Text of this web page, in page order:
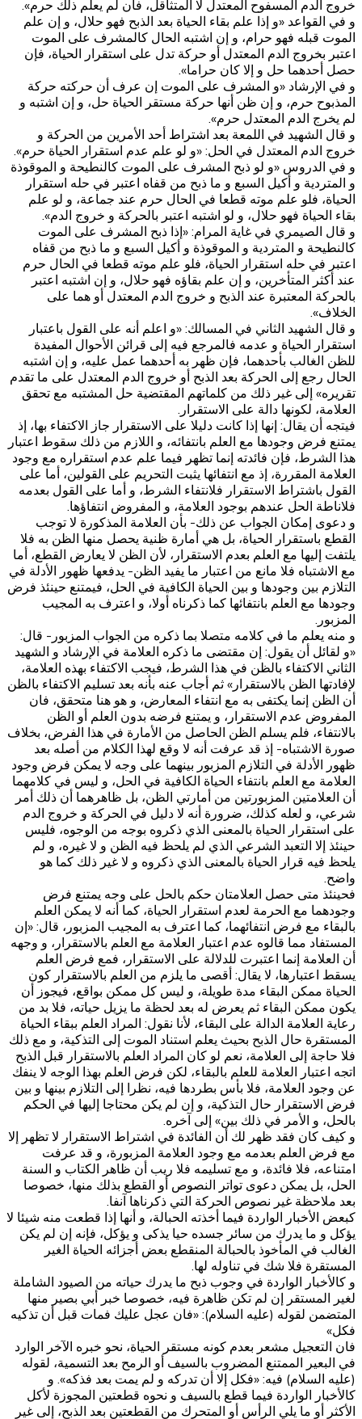
خروج الدم المسفوح المعتدل لا المتثاقل، فان لم يعلم ذلك حرم».
و في القواعد «و إذا علم بقاء الحياة بعد الذبح فهو حلال، و إن علم
الموت قبله فهو حرام، و إن اشتبه الحال كالمشرف على الموت
اعتبر بخروج الدم المعتدل أو حركة تدل على استقرار الحياة، فإن
حصل أحدهما حل و إلا كان حراما».
و في الإرشاد «و المشرف على الموت إن عرف أن حركته حركة
المذبوح حرم، و إن ظن أنها حركة مستقر الحياة حل، و إن اشتبه و
لم يخرج الدم المعتدل حرم».
و قال الشهيد في اللمعة بعد اشتراط أحد الأمرين من الحركة و
خروج الدم المعتدل في الحل: «و لو علم عدم استقرار الحياة حرم».
و في الدروس «و لو ذبح المشرف على الموت كالنطيحة و الموقوذة
و المتردية و أكيل السبع و ما ذبح من قفاه اعتبر في حله استقرار
الحياة، فلو علم موته قطعا في الحال حرم عند جماعة، و لو علم
بقاء الحياة فهو حلال، و لو اشتبه اعتبر بالحركة و خروج الدم».
و قال الصيمري في غاية المرام: «إذا ذبح المشرف على الموت‌
كالنطيحة و المتردية و الموقوذة و أكيل السبع و ما ذبح من قفاه
اعتبر في حله استقرار الحياة، فلو علم موته قطعا في الحال حرم
عند أكثر المتأخرين، و إن علم بقاؤه فهو حلال، و إن اشتبه اعتبر
بالحركة المعتبرة عند الذبح و خروج الدم المعتدل أو هما على
الخلاف».
و قال الشهيد الثاني في المسالك: «و اعلم أنه على القول باعتبار
استقرار الحياة و عدمه فالمرجع فيه إلى قرائن الأحوال المفيدة
للظن الغالب بأحدهما، فإن ظهر به أحدهما عمل عليه، و إن اشتبه
الحال رجع إلى الحركة بعد الذبح أو خروج الدم المعتدل على ما تقدم
تقريره» إلى غير ذلك من كلماتهم المقتضية حل المشتبه مع تحقق
العلامة، لكونها دالة على الاستقرار.
فيتجه أن يقال: إنها إذا كانت دليلا على الاستقرار جاز الاكتفاء بها، إذ
يمتنع فرض وجودها مع العلم بانتفائه، و اللازم من ذلك سقوط اعتبار
هذا الشرط، فإن فائدته إنما تظهر فيما علم عدم استقراره مع وجود
العلامة المقررة، إذ مع انتفائها يثبت التحريم على القولين، أما على
القول باشتراط الاستقرار فلانتفاء الشرط، و أما على القول بعدمه
فلاناطة الحل عندهم بوجود العلامة، و المفروض انتفاؤها.
و دعوى إمكان الجواب عن ذلك- بأن العلامة المذكورة لا توجب
القطع باستقرار الحياة، بل هي أمارة ظنية يحصل منها الظن به فلا
يلتفت إليها مع العلم بعدم الاستقرار، لأن الظن لا يعارض القطع، أما
مع الاشتباه فلا مانع من اعتبار ما يفيد الظن- يدفعها ظهور الأدلة في
التلازم بين وجودها و بين الحياة الكافية في الحل، فيمتنع حينئذ فرض
وجودها مع العلم بانتفائها كما ذكرناه أولا، و اعترف به المجيب
المزبور.
و منه يعلم ما في كلامه متصلا بما ذكره من الجواب المزبور- قال:
«و لقائل أن يقول: إن مقتضى ما ذكره العلامة في الإرشاد و الشهيد
الثاني الاكتفاء بالظن في هذا الشرط، فيجب الاكتفاء بهذه العلامة،
لإفادتها الظن بالاستقرار» ثم أجاب عنه بأنه بعد تسليم الاكتفاء بالظن
أن الظن إنما يكتفى به مع انتفاء المعارض، و هو هنا متحقق، فان
المفروض عدم الاستقرار، و يمتنع فرضه بدون العلم أو الظن
بالانتفاء، فلم يسلم الظن الحاصل من الأمارة في هذا الفرض، بخلاف
صورة الاشتباه- إذ قد عرفت أنه لا وقع لهذا الكلام من أصله بعد
ظهور الأدلة في التلازم المزبور بينهما على وجه لا يمكن فرض وجود
العلامة مع العلم بانتفاء الحياة الكافية في الحل، و ليس في كلامهما
أن العلامتين المزبورتين من أمارتي الظن، بل ظاهرهما أن ذلك أمر
شرعي، و لعله كذلك، ضرورة أنه لا دليل في الحركة و خروج الدم
على استقرار الحياة بالمعنى الذي ذكروه بوجه من الوجوه، فليس
حينئذ إلا التعبد الشرعي الذي لم يلحظ فيه الظن و لا غيره، و لم
يلحظ فيه قرار الحياة بالمعنى الذي ذكروه و لا غير ذلك كما هو
واضح.
فحينئذ متى حصل العلامتان حكم بالحل على وجه يمتنع فرض
وجودهما مع الحرمة لعدم استقرار الحياة، كما أنه لا يمكن العلم
بالبقاء مع فرض انتفائهما، كما اعترف به المجيب المزبور، قال: «إن
المستفاد مما قالوه عدم اعتبار العلامة مع العلم بالاستقرار، و وجهه
أن العلامة إنما اعتبرت للدلالة على الاستقرار، فمع فرض العلم
يسقط اعتبارها، لا يقال: أقصى ما يلزم من العلم بالاستقرار كون
الحياة ممكن البقاء مدة طويلة، و ليس كل ممكن بواقع، فيجوز أن
يكون ممكن البقاء ثم يعرض له بعد لحظة ما يزيل حياته، فلا بد من
رعاية العلامة الدالة على البقاء، لأنا نقول: المراد العلم ببقاء الحياة
المستقرة حال الذبح بحيث يعلم استناد الموت إلى التذكية، و مع ذلك
فلا حاجة إلى العلامة، نعم‌ لو كان المراد العلم بالاستقرار قبل الذبح
اتجه اعتبار العلامة للعلم بالبقاء، لكن فرض العلم بهذا الوجه لا ينفك
عن وجود العلامة، فلا بأس بطردها فيه، نظرا إلى التلازم بينها و بين
فرض الاستقرار حال التذكية، و إن لم يكن محتاجا إليها في الحكم
بالحل، و الأمر في ذلك بين» إلى آخره.
و كيف كان فقد ظهر لك أن الفائدة في اشتراط الاستقرار لا تظهر إلا
مع فرض العلم بعدمه مع وجود العلامة المزبورة، و قد عرفت
امتناعه، فلا فائدة، و مع تسليمه فلا ريب أن ظاهر الكتاب و السنة
الحل، بل يمكن دعوى تواتر النصوص أو القطع بذلك منها، خصوصا
بعد ملاحظة غير نصوص الحركة التي ذكرناها آنفا.
كبعض الأخبار الواردة فيما أخذته الحبالة، و أنها إذا قطعت منه شيئا لا
يؤكل و ما يدرك من سائر جسده حيا يذكى و يؤكل، فإنه إن لم يكن
الغالب في المأخوذ بالحبالة المنقطع بعض أجزائه الحياة الغير
المستقرة فلا شك في تناوله لها.
و كالأخبار الواردة في وجوب ذبح ما يدرك حياته من الصيود الشاملة
لغير المستقر إن لم تكن ظاهرة فيه، خصوصا‌ خبر أبي بصير منها
المتضمن لقوله (عليه السلام): «فان عجل عليك فمات قبل أن تذكيه
فكل»‌
فان التعجيل مشعر بعدم كونه مستقر الحياة، نحو خبره الآخر الوارد
في البعير الممتنع المضروب بالسيف أو الرمح بعد‌ التسمية، لقوله
(عليه السلام) فيه: «فكل إلا أن تدركه و لم يمت بعد فذكه». و
كالأخبار الواردة فيما قطع بالسيف و نحوه قطعتين المجوزة لأكل
الأكثر أو ما يلي الرأس أو المتحرك من القطعتين بعد الذبح، إلى غير